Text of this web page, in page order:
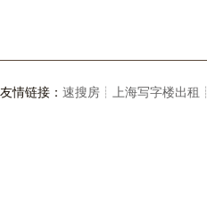
友情链接： 速搜房┊ 上海写字楼出租┊